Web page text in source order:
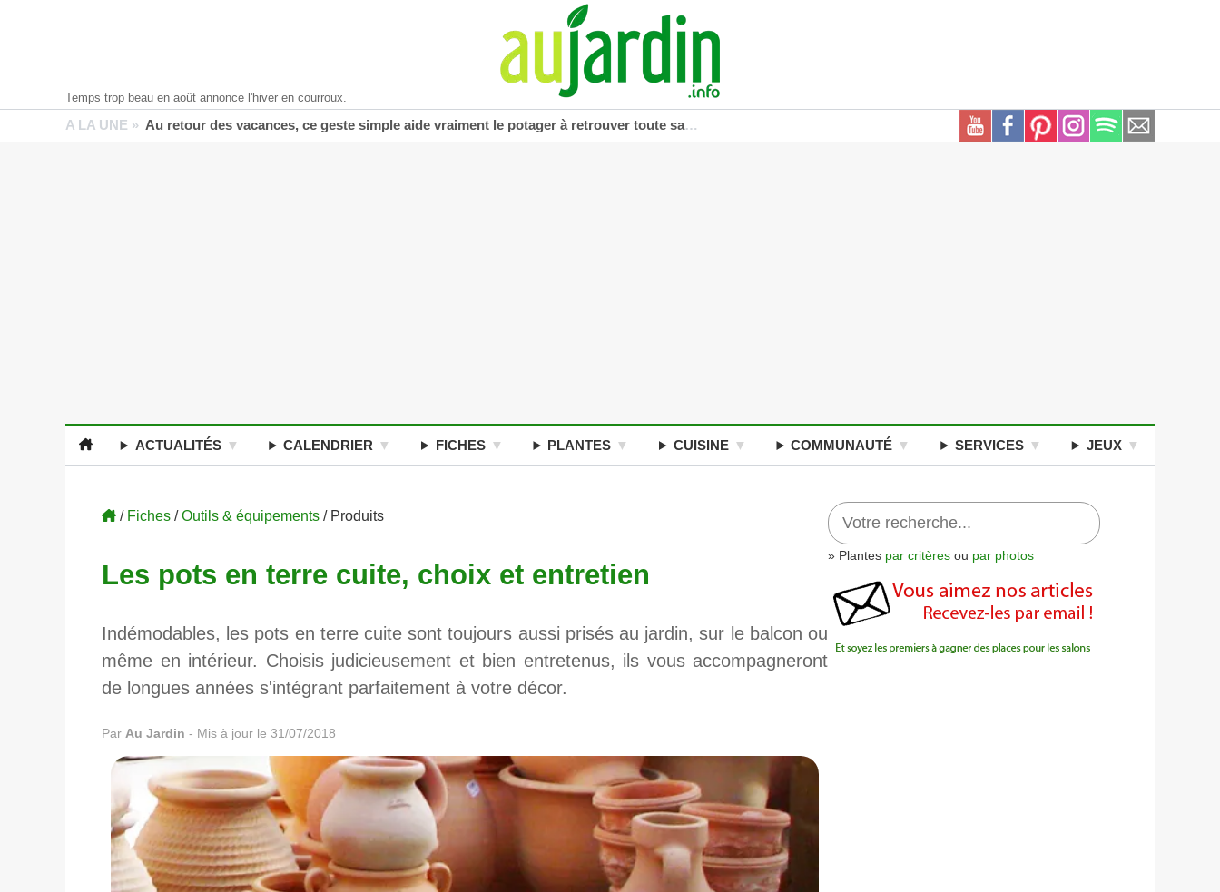
Temps trop beau en août annonce l'hiver en courroux.
A LA UNE » Au retour des vacances, ce geste simple aide vraiment le potager à retrouver toute sa vigueur
ACTUALITÉS CALENDRIER FICHES PLANTES CUISINE COMMUNAUTÉ SERVICES JEUX
/ Fiches /Outils & équipements / Produits
Les pots en terre cuite, choix et entretien
Indémodables, les pots en terre cuite sont toujours aussi prisés au jardin, sur le balcon ou
même en intérieur. Choisis judicieusement et bien entretenus, ils vous accompagneront
de longues années s'intégrant parfaitement à votre décor.
Par Au Jardin - Mis à jour le 31/07/2018
» Plantes par critères ou par photos